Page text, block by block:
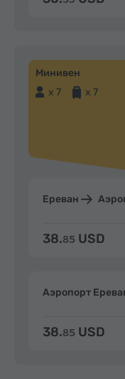
Минивен
x 7
x 7
Ереван
38.85 USD
Аэропорт
38.85 USD